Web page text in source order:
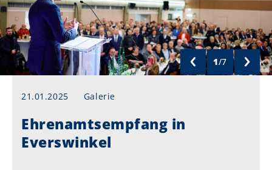
1/7
21.01.2025 Galerie
Ehrenamtsempfang in
Everswinkel